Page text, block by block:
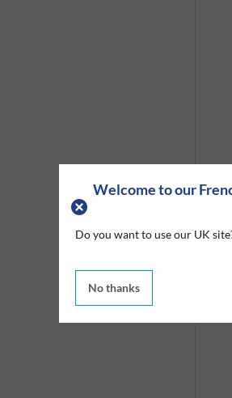
Welcome to our
Do you want to use our UK
No thanks